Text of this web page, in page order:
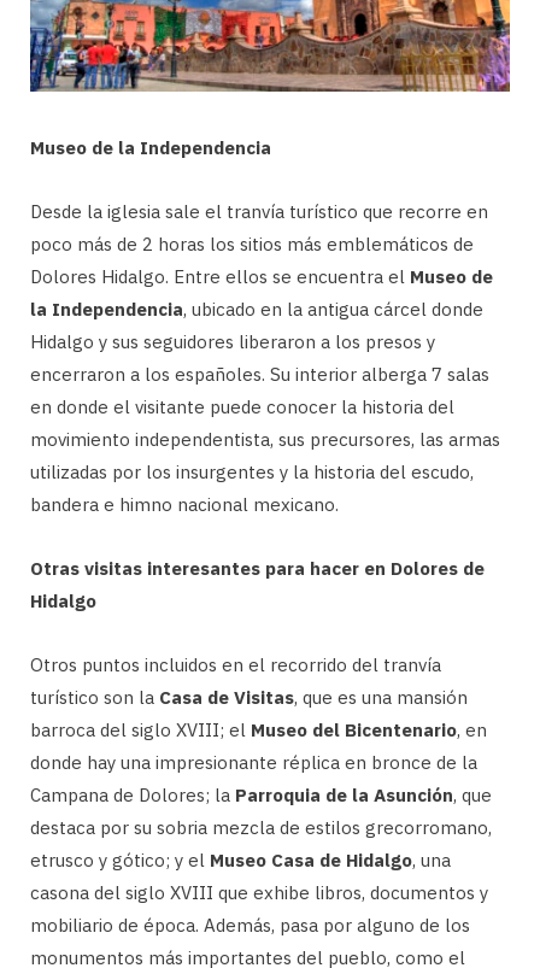
Museo de la Independencia
Desde la iglesia sale el tranvía turístico que recorre en
poco más de 2 horas los sitios más emblemáticos de
Dolores Hidalgo. Entre ellos se encuentra el Museo de
la Independencia, ubicado en la antigua cárcel donde
Hidalgo y sus seguidores liberaron a los presos y
encerraron a los españoles. Su interior alberga 7 salas
en donde el visitante puede conocer la historia del
movimiento independentista, sus precursores, las armas
utilizadas por los insurgentes y la historia del escudo,
bandera e himno nacional mexicano.
Otras visitas interesantes para hacer en Dolores de
Hidalgo
Otros puntos incluidos en el recorrido del tranvía
turístico son la Casa de Visitas, que es una mansión
barroca del siglo XVIII; el Museo del Bicentenario, en
donde hay una impresionante réplica en bronce de la
Campana de Dolores; la Parroquia de la Asunción, que
destaca por su sobria mezcla de estilos grecorromano,
etrusco y gótico; y el Museo Casa de Hidalgo, una
casona del siglo XVIII que exhibe libros, documentos y
mobiliario de época. Además, pasa por alguno de los
monumentos más importantes del pueblo, como el